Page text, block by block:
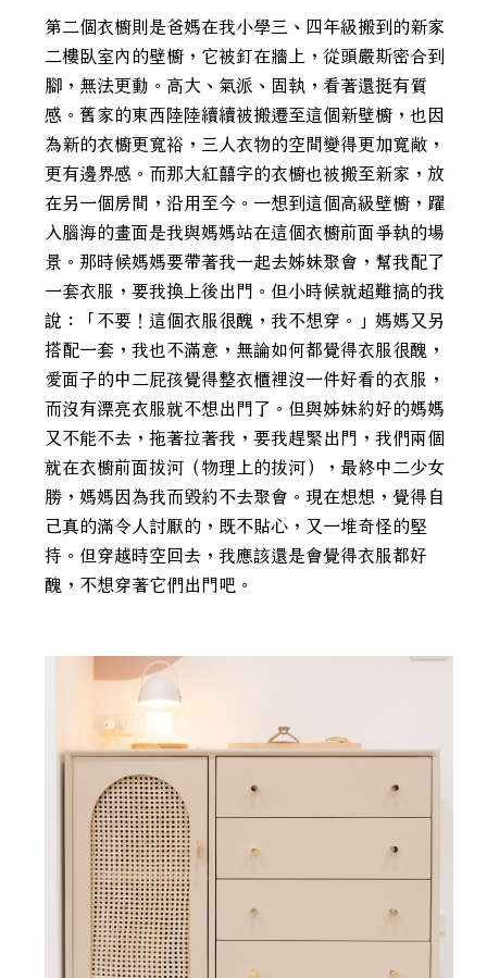
第二個衣櫥則是爸媽在我小學三、四年級搬到的新家
二樓臥室內的壁櫥，它被釘在牆上，從頭嚴斯密合到
腳，無法更動。高大、氣派、固執，看著還挺有質
感。舊家的東西陸陸續續被搬遷至這個新壁櫥，也因
為新的衣櫥更寬裕，三人衣物的空間變得更加寬敞，
更有邊界感。而那大紅囍字的衣櫥也被搬至新家，放
在另一個房間，沿用至今。一想到這個高級壁櫥，躍
入腦海的畫面是我與媽媽站在這個衣櫥前面爭執的場
景。那時候媽媽要帶著我一起去姊妹聚會，幫我配了
一套衣服，要我換上後出門。但小時候就超難搞的我
說：「不要！這個衣服很醜，我不想穿。」媽媽又另
搭配一套，我也不滿意，無論如何都覺得衣服很醜，
愛面子的中二屁孩覺得整衣櫃裡沒一件好看的衣服，
而沒有漂亮衣服就不想出門了。但與姊妹約好的媽媽
又不能不去，拖著拉著我，要我趕緊出門，我們兩個
就在衣櫥前面拔河（物理上的拔河），最終中二少女
勝，媽媽因為我而毀約不去聚會。現在想想，覺得自
己真的滿令人討厭的，既不貼心，又一堆奇怪的堅
持。但穿越時空回去，我應該還是會覺得衣服都好
醜，不想穿著它們出門吧。